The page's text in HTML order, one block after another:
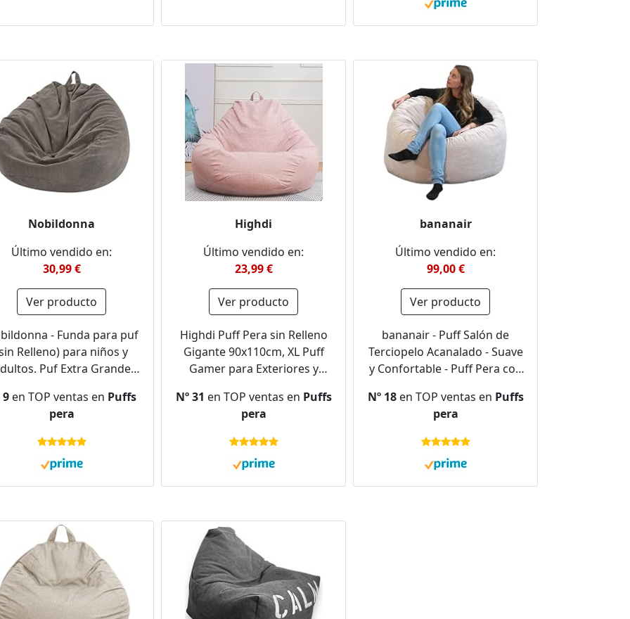
Nobildonna
Último vendido en:
30,99 €
Ver producto
- Funda para puf
Relleno) para niños y
Puf Extra Grande
viscoelástica de Pana
Suave de
9 en TOP ventas en Puffs
pera
Highdi
Último vendido en:
23,99 €
Ver producto
Highdi Puff Pera sin Relleno
Gigante 90x110cm, XL Puff
Gamer para Exteriores y
Grande Bean Bags para
Adultos o Decoracion Juvenil,
Niños, Infantil
Nº 31 en TOP ventas en Puffs
pera
bananair
Último vendido en:
99,00 €
Ver producto
bananair - Puff Salón de
Terciopelo Acanalado - Suave
y Confortable - Puff Pera con
Óptimo Apoyo para la Espalda
- Bean Bag, Sofa Puff Gigante
(100 cm, Beige)
Nº 18en TOP ventas en Puffs
pera